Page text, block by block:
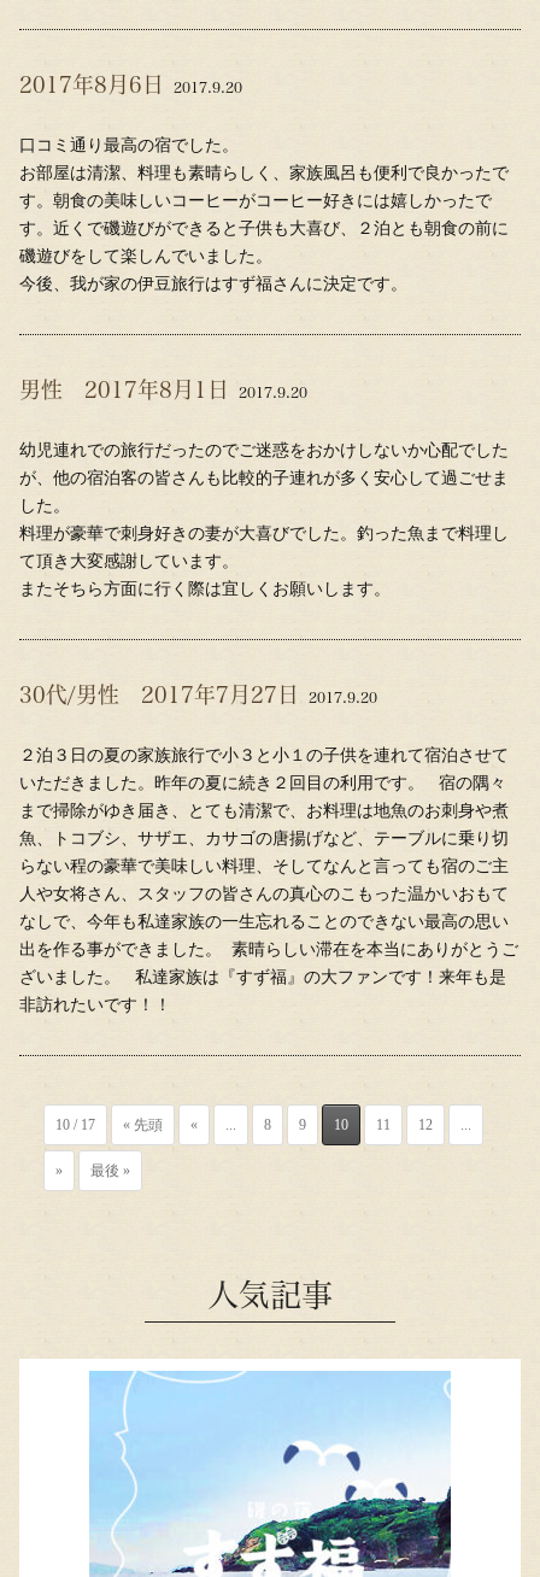
2017年8月6日 2017.9.20
口コミ通り最高の宿でした。
お部屋は清潔、料理も素晴らしく、家族風呂も便利で良かったで
す。朝食の美味しいコーヒーがコーヒー好きには嬉しかったで
す。近くで磯遊びができると子供も大喜び、２泊とも朝食の前に
磯遊びをして楽しんでいました。
今後、我が家の伊豆旅行はすず福さんに決定です。
男性 2017年8月1日 2017.9.20
幼児連れでの旅行だったのでご迷惑をおかけしないか心配でした
が、他の宿泊客の皆さんも比較的子連れが多く安心して過ごせま
した。
料理が豪華で刺身好きの妻が大喜びでした。釣った魚まで料理し
て頂き大変感謝しています。
またそちら方面に行く際は宜しくお願いします。
30代/男性 2017年7月27日 2017.9.20
２泊３日の夏の家族旅行で小３と小１の子供を連れて宿泊させて
いただきました。昨年の夏に続き２回目の利用です。 宿の隅々
まで掃除がゆき届き、とても清潔で、お料理は地魚のお刺身や煮
魚、トコブシ、サザエ、カサゴの唐揚げなど、テーブルに乗り切
らない程の豪華で美味しい料理、そしてなんと言っても宿のご主
人や女将さん、スタッフの皆さんの真心のこもった温かいおもて
なしで、今年も私達家族の一生忘れることのできない最高の思い
出を作る事ができました。 素晴らしい滞在を本当にありがとうご
ざいました。 私達家族は『すず福』の大ファンです！来年も是
非訪れたいです！！
10 / 17 « 先頭 « ... 8 9 10 11 12 ...
» 最後 »
人気記事